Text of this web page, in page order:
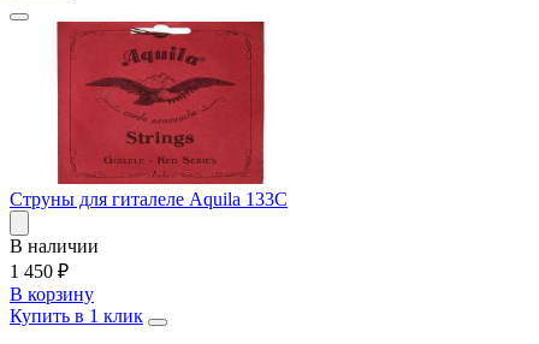
Струны для гиталеле Aquila 133C
В наличии
1 450 ₽
В корзину
Купить в 1 клик